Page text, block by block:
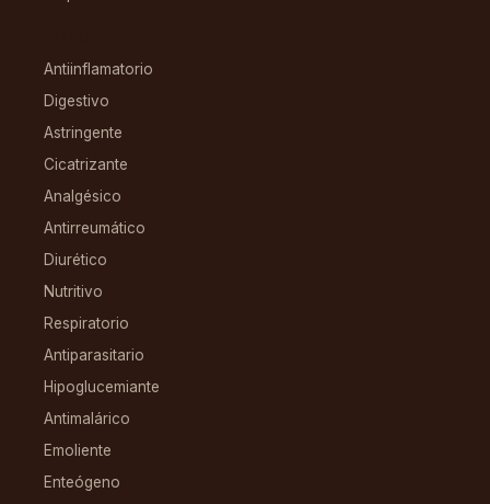
Antiinflamatorio
Digestivo
Astringente
Cicatrizante
Analgésico
Antirreumático
Diurético
Nutritivo
Respiratorio
Antiparasitario
Hipoglucemiante
Antimalárico
Emoliente
Enteógeno